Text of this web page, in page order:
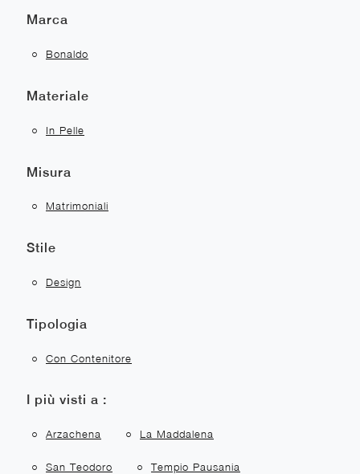
Marca
Bonaldo
Materiale
In Pelle
Misura
Matrimoniali
Stile
Design
Tipologia
Con Contenitore
I più visti a :
Arzachena La Maddalena
San Teodoro Tempio Pausania